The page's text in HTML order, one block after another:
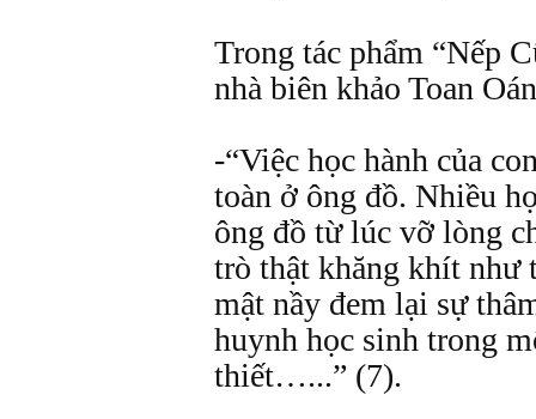
Trong tác phẩm “Nếp
nhà biên khảo Toan
-“Việc học hành của
toàn ở ông đồ. Nhiều
ông đồ từ lúc vỡ lòng
trò thật khăng khít như
mật nầy đem lại sự
huynh học sinh trong
thiết…...” (7).